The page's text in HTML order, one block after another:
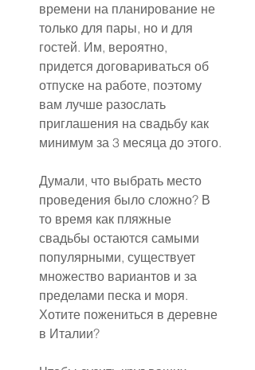
времени на планирование не
только для пары, но и для
гостей. Им, вероятно,
придется договариваться об
отпуске на работе, поэтому
вам лучше разослать
приглашения на свадьбу как
минимум за 3 месяца до этого.
Думали, что выбрать место
проведения было сложно? В
то время как пляжные
свадьбы остаются самыми
популярными, существует
множество вариантов и за
пределами песка и моря.
Хотите пожениться в деревне
в Италии?